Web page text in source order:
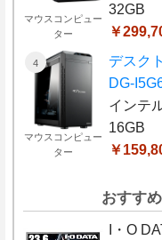
マウスコンピュー
ター
32GB
￥
マウスコンピュー
ター
デスク
DG-
インテ
16GB
￥
おすす
I・O